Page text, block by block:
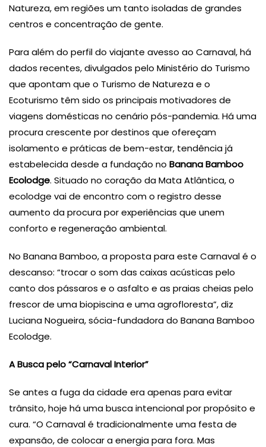
Natureza, em regiões um tanto isoladas de grandes
centros e concentração de gente.
Para além do perfil do viajante avesso ao Carnaval, há
dados recentes, divulgados pelo Ministério do Turismo
que apontam que o Turismo de Natureza e o
Ecoturismo têm sido os principais motivadores de
viagens domésticas no cenário pós-pandemia. Há uma
procura crescente por destinos que ofereçam
isolamento e práticas de bem-estar, tendência já
estabelecida desde a fundação no Banana Bamboo
Ecolodge. Situado no coração da Mata Atlântica, o
ecolodge vai de encontro com o registro desse
aumento da procura por experiências que unem
conforto e regeneração ambiental.
No Banana Bamboo, a proposta para este Carnaval é o
descanso: “trocar o som das caixas acústicas pelo
canto dos pássaros e o asfalto e as praias cheias pelo
frescor de uma biopiscina e uma agrofloresta”, diz
Luciana Nogueira, sócia-fundadora do Banana Bamboo
Ecolodge.
A Busca pelo “Carnaval Interior”
Se antes a fuga da cidade era apenas para evitar
trânsito, hoje há uma busca intencional por propósito e
cura. “O Carnaval é tradicionalmente uma festa de
expansão, de colocar a energia para fora. Mas